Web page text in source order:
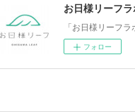
お日様リーフ
「お日様リーフ
フォロー